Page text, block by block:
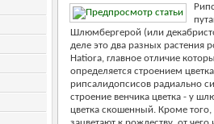
Шлюмбергерой (или
деле это два разных растения
Hatiora, главное отличие
определяется строением
рипсалидопсисов радиально
строение венчика цветка - у
цветка скошенный. Кроме